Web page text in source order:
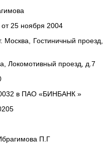
ноября 2004
Гостиничный проезд,
проезд, д.7
в ПАО «БИНБАНК »
П.Г